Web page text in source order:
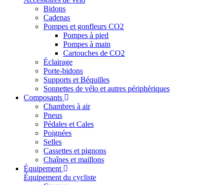
Bidons
Cadenas
Pompes et gonfleurs CO2
Pompes à pied
Pompes à main
Cartouches de CO2
Éclairage
Porte-bidons
Supports et Béquilles
Sonnettes de vélo et autres périphériques
Composants
Chambres à air
Pneus
Pédales et Cales
Poignées
Selles
Cassettes et pignons
Chaînes et maillons
Équipement
Équipement du cycliste